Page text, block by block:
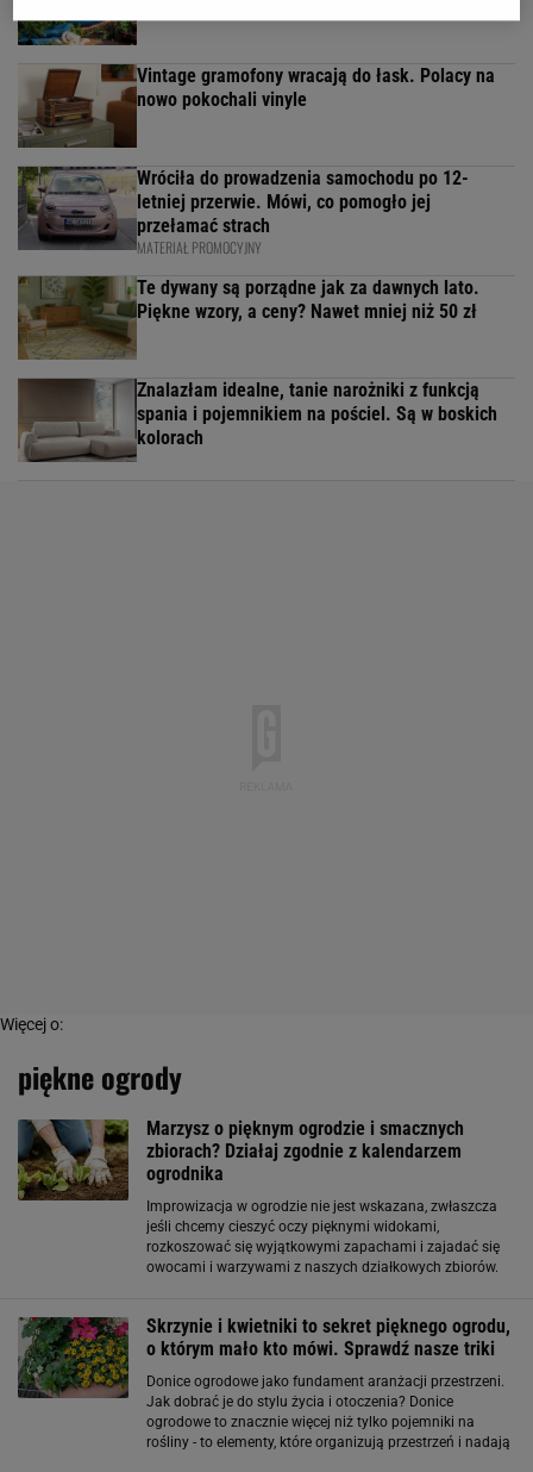
Vintage gramofony wracają do łask. Polacy na
nowo pokochali vinyle
Wróciła do prowadzenia samochodu po 12-
letniej przerwie. Mówi, co pomogło jej
przełamać strach
MATERIAŁ PROMOCYJNY
Te dywany są porządne jak za dawnych lato.
Piękne wzory, a ceny? Nawet mniej niż 50 zł
Znalazłam idealne, tanie narożniki z funkcją
spania i pojemnikiem na pościel. Są w boskich
kolorach
Więcej o:
piękne ogrody
Marzysz o pięknym ogrodzie i smacznych
zbiorach? Działaj zgodnie z kalendarzem
ogrodnika
Improwizacja w ogrodzie nie jest wskazana, zwłaszcza
jeśli chcemy cieszyć oczy pięknymi widokami,
rozkoszować się wyjątkowymi zapachami i zajadać się
owocami i warzywami z naszych działkowych zbiorów.
Skrzynie i kwietniki to sekret pięknego ogrodu,
o którym mało kto mówi. Sprawdź nasze triki
Donice ogrodowe jako fundament aranżacji przestrzeni.
Jak dobrać je do stylu życia i otoczenia? Donice
ogrodowe to znacznie więcej niż tylko pojemniki na
rośliny - to elementy, które organizują przestrzeń i nadają